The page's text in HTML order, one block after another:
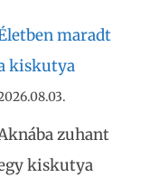
maradt
kiskutya
zuhant
kiskutya